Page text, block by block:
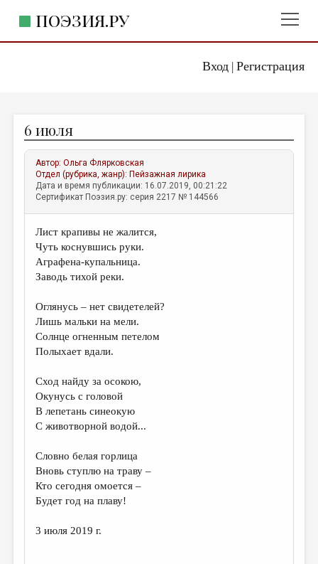
Вход| Регистрация
ПОЭЗИЯ.РУ
ЖАНРЫ
АВТОРЫ
КОММЕНТАРИИ
ЛИТСАЛОН
НОВОСТИ
ПРАВИЛА САЙТА
ИЗБРАННОЕ
ДАЙДЖЕСТ
ПЕРЕВОДЫ
КОНКУРСЫ
КНИЖНАЯ ПОЛКА
ОБЗОР ЛИТЕРАТУРЫ
ОБЪЯВЛЕНИЯ
6 июля
Автор:Ольга Флярковская
Отдел (рубрика, жанр): Пейзажная лирика
Дата и время публикации: 16.07.2019, 00:21:22
Сертификат Поэзия.ру: серия 2217 № 144566
Лист крапивы не жалится,
Чуть коснувшись руки.
Аграфена-купальница.
Заводь тихой реки.
Оглянусь – нет свидетелей?
Лишь мальки на мели.
Солнце огненным петелом
Полыхает вдали.
Сход найду за осокою,
Окунусь с головой
В лепетань синеокую
С животворной водой...
Словно белая горлица
Вновь ступлю на траву –
Кто сегодня омоется –
Будет год на плаву!
3 июля 2019 г.